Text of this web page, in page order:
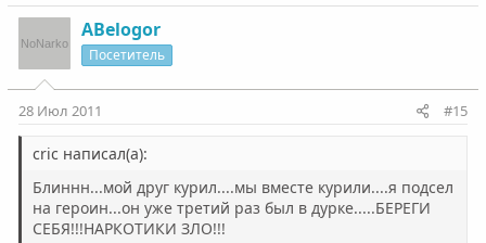
ABelogor
Посетитель
28 Июл 2011 #15
cric написал(а):
Блиннн...мой друг курил....мы вместе курили....я подсел
на героин...он уже третий раз был в дурке.....БЕРЕГИ
СЕБЯ!!!НАРКОТИКИ ЗЛО!!!